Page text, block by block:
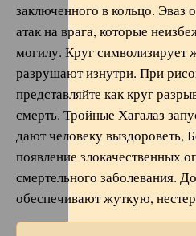
заключенного в кольцо. Эваз
атак на врага, которые
могилу. Круг символизирует
разрушают изнутри. При
представляйте как круг
смерть. Тройные Хагалаз
дают человеку выздороветь,
появление злокачественных
смертельного заболевания.
обеспечивают жуткую,